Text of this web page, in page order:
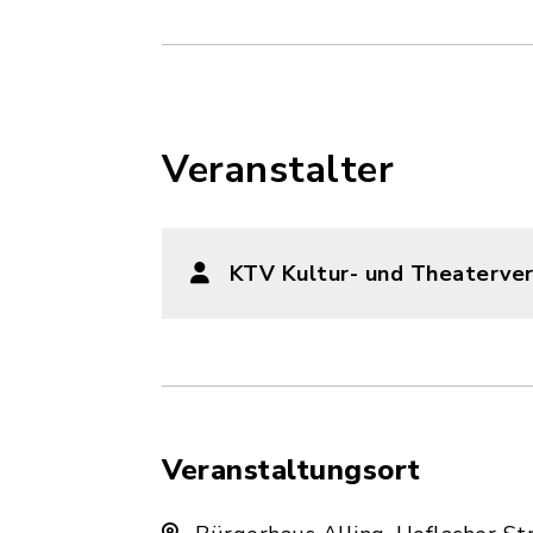
Veranstalter
KTV Kultur- und
Veranstaltungsort